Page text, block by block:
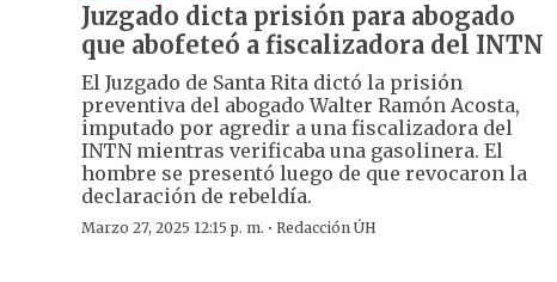
Juzgado dicta prisión para abogado
que abofeteó a fiscalizadora del INTN
El Juzgado de Santa Rita dictó la prisión
preventiva del abogado Walter Ramón Acosta,
imputado por agredir a una fiscalizadora del
INTN mientras verificaba una gasolinera. El
hombre se presentó luego de que revocaron la
declaración de rebeldía.
Marzo 27, 2025 12:15 p. m. · Redacción ÚH